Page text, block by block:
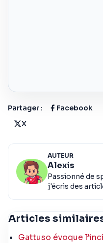
Partager : Facebook
X
AUTEUR
Alexis
Passionné de
j'écris des
Articles
Gattuso évoque